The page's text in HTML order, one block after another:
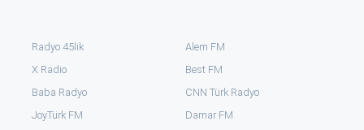
Radyo 45lik
X Radio
Baba Radyo
JoyTürk FM
Alem FM
Best FM
CNN Türk Radyo
Damar FM